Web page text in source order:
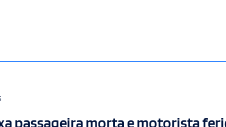
passageira morta e motorista